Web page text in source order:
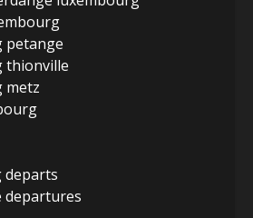
petange
thionville
metz
departs
departures